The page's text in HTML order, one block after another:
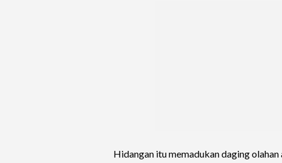
Hidangan itu memadukan daging